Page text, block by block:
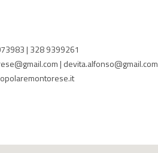
| 328 9399261
| devita.alfonso@gmail.com